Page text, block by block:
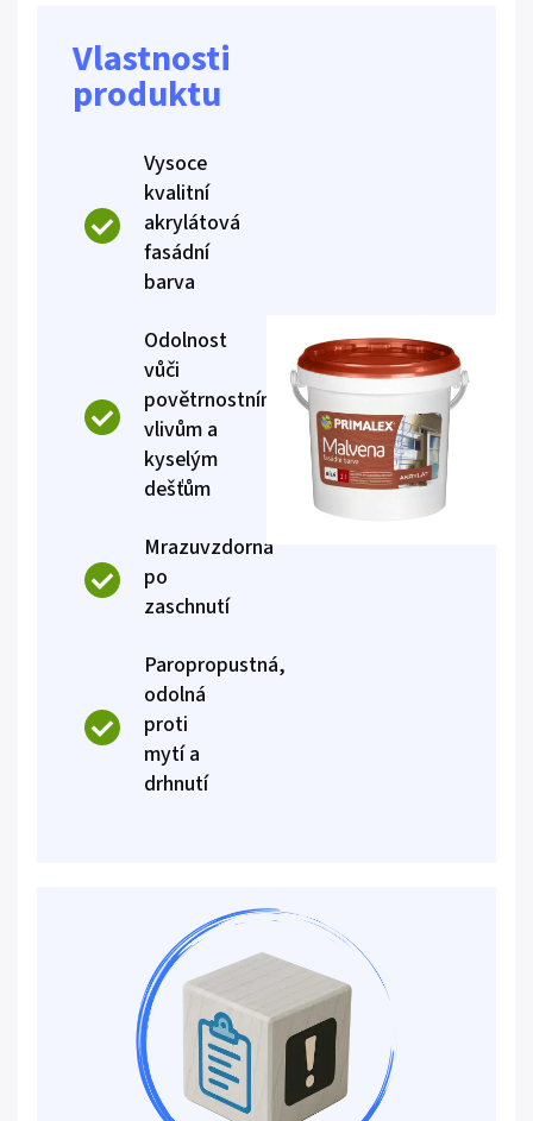
Vlastnosti
produktu
Vysoce
kvalitní
akrylátová
fasádní
barva
Odolnost
vůči
povětrnostním
vlivům a
kyselým
dešťům
Mrazuvzdorná
po
zaschnutí
Paropropustná,
odolná
proti
mytí a
drhnutí